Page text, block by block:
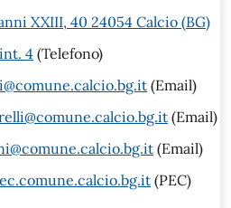
XXIII, 40 24054 Calcio (BG)
4 (Telefono)
(Email)
(Email)
(Email)
(PEC)